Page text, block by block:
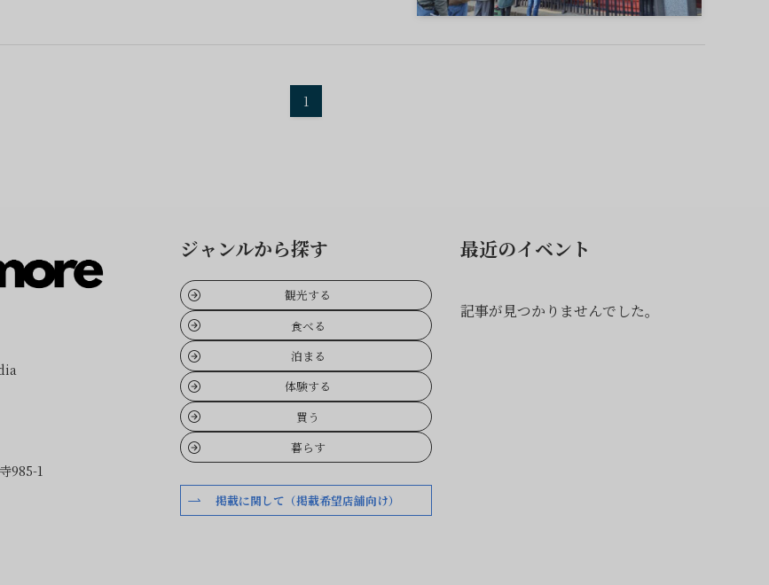
1
985-1
ジャンルから探す
観光する
食べる
泊まる
体験する
買う
暮らす
掲載に関して（掲載希望店舗向け）
最近のイベント
記事が見つかりませんでした。